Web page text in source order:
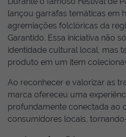
lançou garrafas temáticas em
agremiações folclóricas da
Garantido. Essa iniciativa não
identidade cultural local, mas
produto em um item
Ao reconhecer e valorizar as
marca ofereceu uma
profundamente conectada ao
consumidores locais,